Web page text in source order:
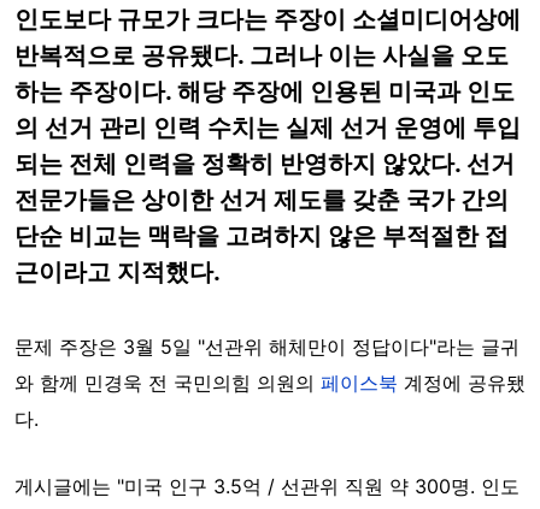
인도보다 규모가 크다는 주장이 소셜미디어상에
반복적으로 공유됐다. 그러나 이는 사실을 오도
하는 주장이다. 해당 주장에 인용된 미국과 인도
의 선거 관리 인력 수치는 실제 선거 운영에 투입
되는 전체 인력을 정확히 반영하지 않았다. 선거
전문가들은 상이한 선거 제도를 갖춘 국가 간의
단순 비교는 맥락을 고려하지 않은 부적절한 접
근이라고 지적했다.
문제 주장은 3월 5일 "선관위 해체만이 정답이다"라는 글귀
와 함께 민경욱 전 국민의힘 의원의 페이스북 계정에 공유됐
다.
게시글에는 "미국 인구 3.5억 / 선관위 직원 약 300명. 인도